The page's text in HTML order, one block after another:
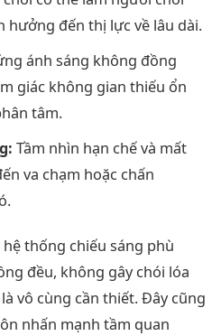
hưởng đến thị lực về lâu dài.
ánh sáng không đồng
giác không gian thiếu ổn
tâm.
Tầm nhìn hạn chế và mất
va chạm hoặc chấn
thống chiếu sáng phù
đều, không gây chói lóa
vô cùng cần thiết. Đây cũng
nhấn mạnh tầm quan